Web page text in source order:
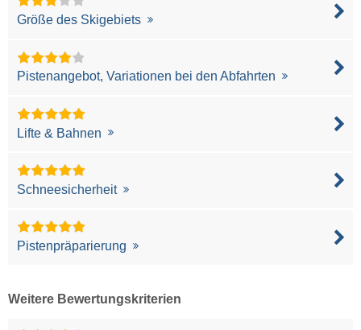
Größe des Skigebiets
Pistenangebot, Variationen bei den Abfahrten
Lifte & Bahnen
Schneesicherheit
Pistenpräparierung
Weitere Bewertungskriterien